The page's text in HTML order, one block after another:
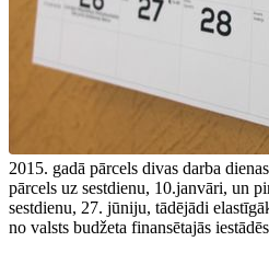
2015. gadā pārcels divas darba
pārcels uz sestdienu, 10.janvāri, un
sestdienu, 27. jūniju, tādējādi
no valsts budžeta finansētajās iestādēs